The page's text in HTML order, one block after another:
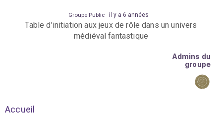
Groupe Public il y a 6 années
Table d’initiation aux jeux de rôle dans un univers
médiéval fantastique
Admins du
groupe
Accueil